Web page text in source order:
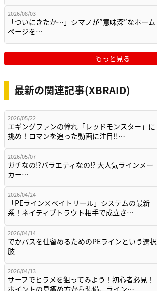
2026/08/03
「ついにきたか…」シマノが”意味深”なホーム
ページを…
もっと見る
最新の関連記事(XBRAID)
2026/05/22
エギングファンの憧れ「レッドモンスター」に
挑め！ロマンを追った動画に注目!!…
2026/05/07
ガチなの⁉バラエティなの⁉ 大人気ラインメー
カー…
2026/04/24
「PEライン×ベイトリール」システムの最新
系！ネイティブトラウト相手で成立さ…
2026/04/14
でかバスを仕留めるためのPEラインという選択
肢
2026/04/13
サーフでヒラメを狙ってみよう！初心者必見！